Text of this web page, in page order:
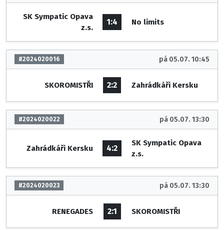
SK Sympatic Opava
z.s.
1:4 No limits
#2024020016 pá 05.07. 10:45
SKOROMISTŘI 2:2 Zahrádkáři Kersku
#2024020022 pá 05.07. 13:30
Zahrádkáři Kersku 4:2
SK Sympatic Opava
z.s.
#2024020023 pá 05.07. 13:30
RENEGADES 2:1 SKOROMISTŘI